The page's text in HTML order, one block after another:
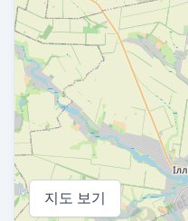
지도 보기